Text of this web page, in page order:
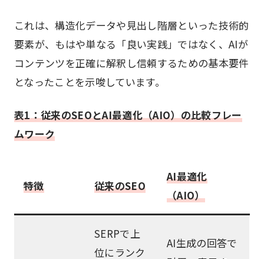
これは、構造化データや見出し階層といった技術的
要素が、もはや単なる「良い実践」ではなく、AIが
コンテンツを正確に解釈し信頼するための基本要件
となったことを示唆しています。
表1：従来のSEOとAI最適化（AIO）の比較フレー
ムワーク
特徴 従来のSEO
AI最適化
（AIO）
SERPで上
位にランク
AI生成の回答で